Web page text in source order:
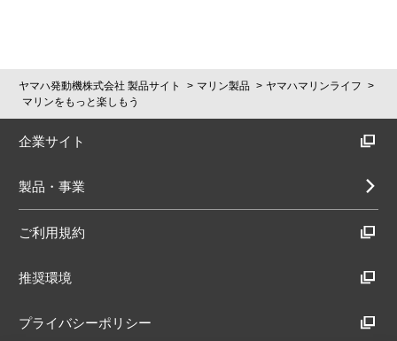
ヤマハ発動機株式会社 製品サイト マリン製品
ヤマハマリンライフ
マリンをもっと楽しもう
企業サイト
製品・事業
ご利用規約
推奨環境
プライバシーポリシー